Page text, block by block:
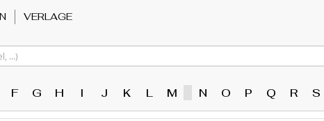
VERLAGE
...)
F G H I J K L M N O P Q R S